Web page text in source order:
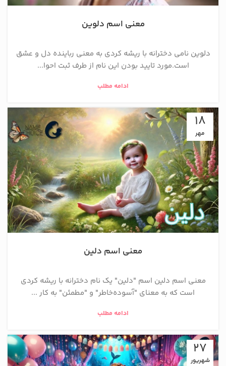
معنی اسم دلوین
دلوین نامی دخترانه با ریشه کردی به معنی رباینده دل و عشق
است.مورد تایید بودن این نام از طرف ثبت احوا...
ادامه مطلب
18
مهر
معنی اسم دلین
معنی اسم دلین اسم "دلین" یک نام دخترانه با ریشه کردی
است که به معنای "آسوده‌خاطر" و "مطمئن" به کار ...
ادامه مطلب
27
شهریور